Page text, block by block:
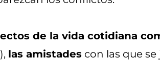
de la vida cotidiana
las amistades con las que